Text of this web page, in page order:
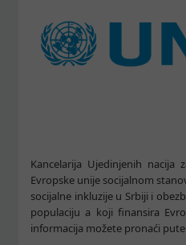
Kancelarija Ujedinjenih nacija
Evropske unije socijalnom
socijalne inkluzije u Srbiji i
populaciju a koji finansira
informacija možete pronaći